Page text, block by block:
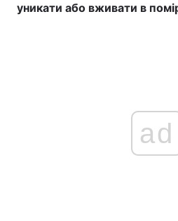
уникати або вживати в
ad